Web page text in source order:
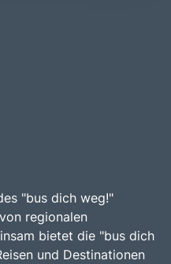
"bus dich weg!"
regionalen
bietet die "bus dich
und Destinationen